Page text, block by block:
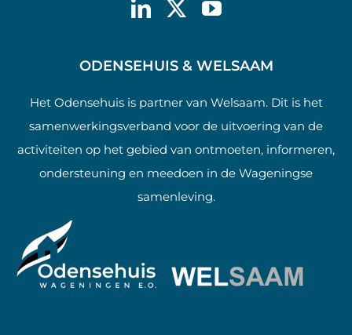
ODENSEHUIS & WELSAAM
Het Odensehuis is partner van Welsaam. Dit is het
samenwerkingsverband voor de uitvoering van de
activiteiten op het gebied van ontmoeten, informeren,
ondersteuning en meedoen in de Wageningse
samenleving.